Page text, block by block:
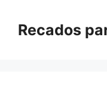
paraRecados